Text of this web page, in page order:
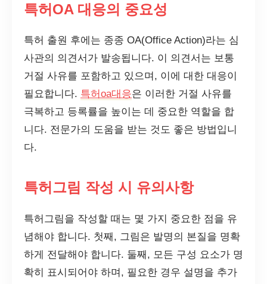
특허OA 대응의 중요성
특허 출원 후에는 종종 OA(Office Action)라는 심
사관의 의견서가 발송됩니다. 이 의견서는 보통
거절 사유를 포함하고 있으며, 이에 대한 대응이
필요합니다. 특허oa대응은 이러한 거절 사유를
극복하고 등록률을 높이는 데 중요한 역할을 합
니다. 전문가의 도움을 받는 것도 좋은 방법입니
다.
특허그림 작성 시 유의사항
특허그림을 작성할 때는 몇 가지 중요한 점을 유
념해야 합니다. 첫째, 그림은 발명의 본질을 명확
하게 전달해야 합니다. 둘째, 모든 구성 요소가 명
확히 표시되어야 하며, 필요한 경우 설명을 추가